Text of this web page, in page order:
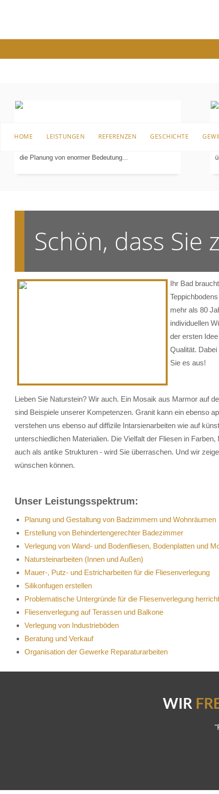
HOME LEISTUNGEN REFERENZEN GESCHICHTE
die Planung von enormer Bedeutung...
Schön, dass
Ihr Bad
mehr als 80
individuellen
der ersten
Qualität.
Sie es aus!
Lieben Sie Naturstein? Wir auch. Ein Mosaik aus Marmor auf
sind Beispiele unserer Kompetenzen. Granit kann ein ebenso
verstehen uns ebenso auf diffizile Intarsienarbeiten wie auf
unterschiedlichen Materialien. Die Vielfalt der Fliesen in
auch als antike Strukturen - wird Sie überraschen. Und wir
wünschen können.
Unser Leistungsspektrum:
Planung und Gestaltung von Badzimmern und Wohnräumen
Erstellung von Behindertengerechter Badezimmer
Verlegung von Wand- und Bodenfliesen, Bodenplatten und
Natursteinarbeiten (Innen und Außen)
Mauer-, Putz- und Estricharbeiten für die Fliesenverlegung
Silikonfugen erstellen
Problematische Untergründe für die Fliesenverlegung
Fliesenverlegung auf Terassen und Balkone
Verlegung von Industrieböden
Beratung und Verkauf
Organisation der Gewerke Reparaturarbeiten
WIR